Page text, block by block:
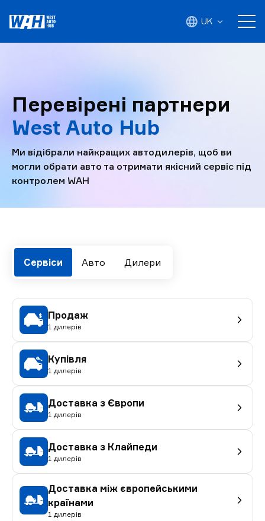
UK
Перевірені партнери
West Auto Hub
Ми відібрали найкращих автодилерів, щоб ви
могли обрати авто та отримати якісний сервіс під
контролем WAH
Сервіси Авто Дилери
Продаж
1 дилерів
Купівля
1 дилерів
Доставка з Європи
1 дилерів
Доставка з Клайпеди
1 дилерів
Доставка між європейськими
країнами
1 дилерів